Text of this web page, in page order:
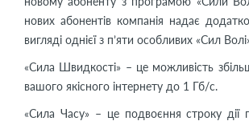
нових абонентів компанія надає
вигляді однієї з п’яти особливих «Сил
«Сила Швидкості» – це можливість
вашого якісного інтернету до 1 Гб/с.
«Сила Часу» – це подвоєння строку дії